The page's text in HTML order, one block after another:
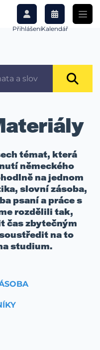
PřihlášeníKalendář
témat, která
německého
na jednom
slovní zásoba,
psaní a práce s
rozdělili tak,
čas zbytečným
na to
studium.